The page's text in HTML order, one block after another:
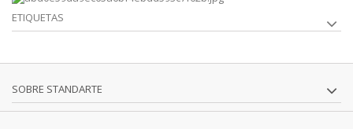
ETIQUETAS
SOBRE STANDARTE